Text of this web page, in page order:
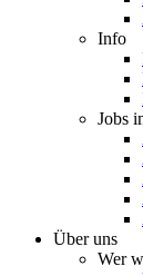
Info
Jobs
Über uns
Wer